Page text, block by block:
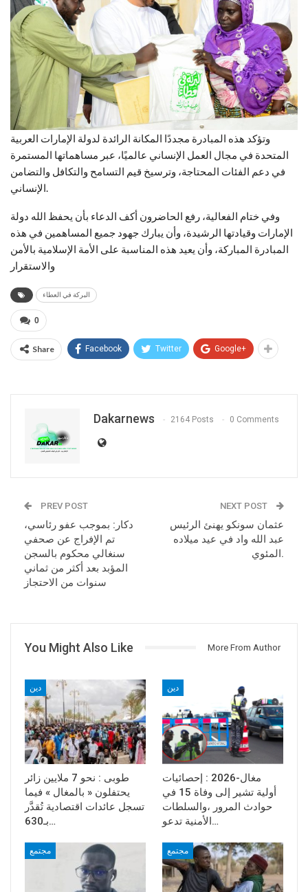
وتؤكد هذه المبادرة مجددًا المكانة الرائدة لدولة الإمارات العربية
المتحدة في مجال العمل الإنساني عالميًا، عبر مساهماتها المستمرة
في دعم الفئات المحتاجة، وترسيخ قيم التسامح والتكافل والتضامن
وفي ختام الفعالية، رفع الحاضرون أكف الدعاء بأن يحفظ الله دولة
الإمارات وقيادتها الرشيدة، وأن يبارك جهود جميع المساهمين في هذه
المبادرة المباركة، وأن يعيد هذه المناسبة على الأمة الإسلامية بالأمن
والاستقرار
البركة في العطاء
0
Share Facebook Twitter Google+
Dakarnews 2164 Posts 0 Comments
PREV POST
دكار: بموجب عفو رئاسي،
تم الإفراج عن صحفي
سنغالي محكوم بالسجن
المؤبد بعد أكثر من ثماني
سنوات من الاحتجاز
NEXT POST
عثمان سونكو يهنئ الرئيس
عبد الله واد في عيد ميلاده
المئوي.
You Might Also Like More From Author
دين
طوبى : نحو 7 ملايين زائر
يحتفلون « بالمغال » فيما
تسجل عائدات اقتصادية تُقدَّر
بـ630…
دين
مغال-2026 : إحصائيات
أولية تشير إلى وفاة 15 في
حوادث المرور ،والسلطات
الأمنية تدعو…
مجتمع مجتمع